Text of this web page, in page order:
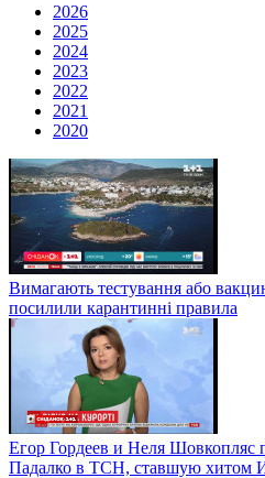
2026
2025
2024
2023
2022
2021
2020
Вимагають тестування або
посилили карантинні правила
Егор Гордеев и Неля Шовкопляс
Падалко в ТСН, ставшую хитом